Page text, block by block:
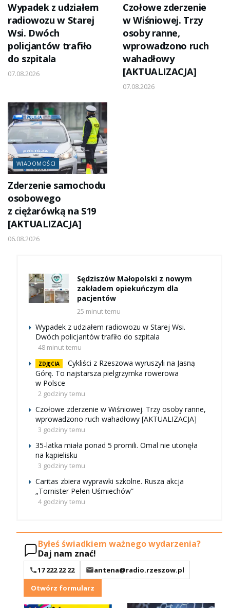
Wypadek z udziałem
radiowozu w Starej
Wsi. Dwóch
policjantów trafiło
do szpitala
07.08.2026
Czołowe zderzenie
w Wiśniowej. Trzy
osoby ranne,
wprowadzono ruch
wahadłowy
[AKTUALIZACJA]
07.08.2026
WIADOMOŚCI
Zderzenie samochodu
osobowego
z ciężarówką na S19
[AKTUALIZACJA]
06.08.2026
Sędziszów Małopolski z nowym
zakładem opiekuńczym dla
pacjentów
25 minut temu
Wypadek z udziałem radiowozu w Starej Wsi.
Dwóch policjantów trafiło do szpitala
48 minut temu
ZDJĘCIA
Cykliści z Rzeszowa wyruszyli na Jasną
Górę. To najstarsza pielgrzymka rowerowa
w Polsce
2 godziny temu
Czołowe zderzenie w Wiśniowej. Trzy osoby ranne,
wprowadzono ruch wahadłowy [AKTUALIZACJA]
3 godziny temu
35-latka miała ponad 5 promili. Omal nie utonęła
na kąpielisku
3 godziny temu
Caritas zbiera wyprawki szkolne. Rusza akcja
„Tornister Pełen Uśmiechów”
4 godziny temu
Byłeś świadkiem ważnego wydarzenia?
Daj nam znać!
17 222 22 22
antena@radio.rzeszow.pl
Otwórz formularz